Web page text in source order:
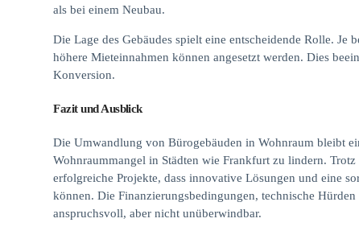
als bei einem Neubau.
Die Lage des Gebäudes spielt eine entscheidende Rolle. Je
höhere Mieteinnahmen können angesetzt werden. Dies
Konversion.
Fazit und Ausblick
Die Umwandlung von Bürogebäuden in Wohnraum bleibt
Wohnraummangel in Städten wie Frankfurt zu lindern.
erfolgreiche Projekte, dass innovative Lösungen und eine
können. Die Finanzierungsbedingungen, technische
anspruchsvoll, aber nicht unüberwindbar.